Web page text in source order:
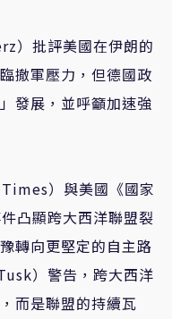
）批評美國在伊朗的
撤軍壓力，但德國政
發展，並呼籲加速強
）與美國《國家
凸顯跨大西洋聯盟裂
轉向更堅定的自主路
）警告，跨大西洋
而是聯盟的持續瓦